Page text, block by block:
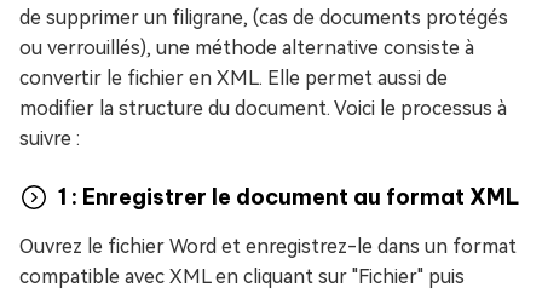
de supprimer un filigrane, (cas de documents protégés
ou verrouillés), une méthode alternative consiste à
convertir le fichier en XML. Elle permet aussi de
modifier la structure du document. Voici le processus à
suivre :
1 : Enregistrer le document au format XML
Ouvrez le fichier Word et enregistrez-le dans un format
compatible avec XML en cliquant sur "Fichier" puis